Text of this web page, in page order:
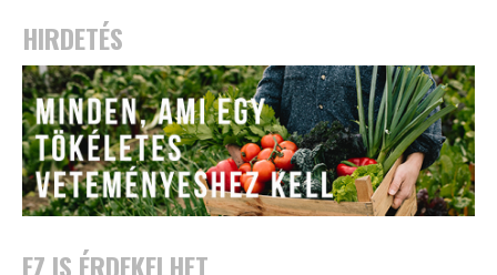
HIRDETÉS
EZ IS ÉRDEKELHET